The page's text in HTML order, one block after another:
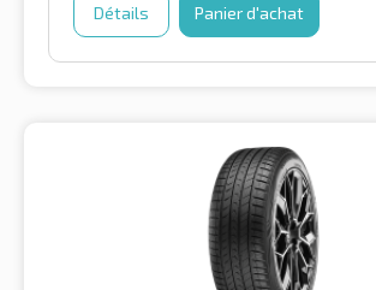
Détails Panier d'achat